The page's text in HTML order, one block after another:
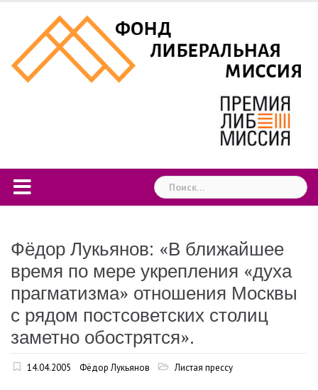
content
Найти:
Фёдор Лукьянов: «В ближайшее
время по мере укрепления «духа
прагматизма» отношения Москвы
с рядом постсоветских столиц
заметно обострятся».
14.04.2005 Фёдор Лукьянов Листая прессу